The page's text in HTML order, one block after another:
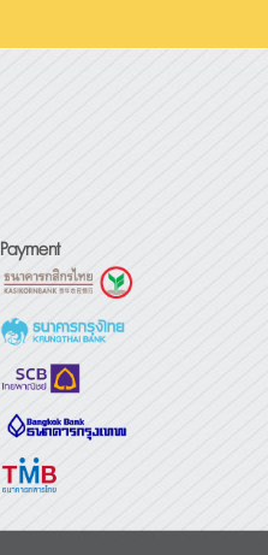
Payment